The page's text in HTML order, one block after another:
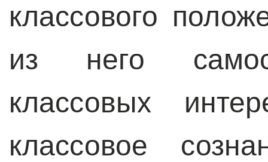
классового
из него
классовых
классовое